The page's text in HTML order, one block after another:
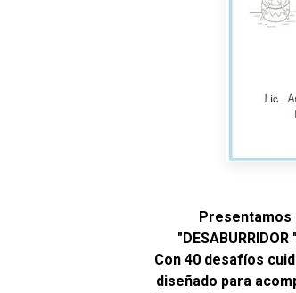
Con 40 desafíos
diseñado para